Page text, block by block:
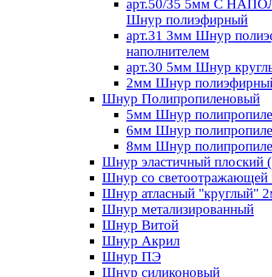
арт.50/35 5мм С
Шнур полиэфирный
арт.31 3мм Шнур
наполнителем
арт.30 5мм Шнур
2мм Шнур
Шнур Полипропиленовый
5мм Шнур
6мм Шнур
8мм Шнур
Шнур эластичный плоский
Шнур со светоотражающей
Шнур атласный "круглый"
Шнур метализированный
Шнур Витой
Шнур Акрил
Шнур ПЭ
Шнур силиконовый